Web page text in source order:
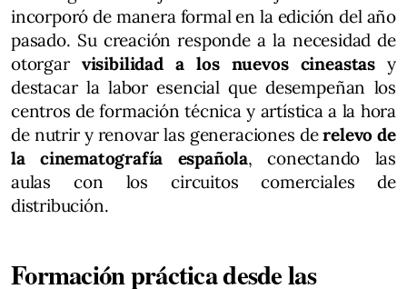
incorporó de manera formal en la edición del año
pasado. Su creación responde a la necesidad de
otorgarvisibilidad a los nuevos cineastasy
destacar la labor esencial que desempeñan los
centros de formación técnica y artística a la hora
de nutrir y renovar las generaciones derelevo de
la cinematografía española, conectando las
aulas con los circuitos comerciales de
distribución.
Formación práctica desde las